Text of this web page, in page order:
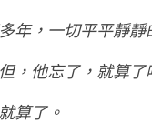
年，一切平平靜靜
，他忘了，就算了
算了。